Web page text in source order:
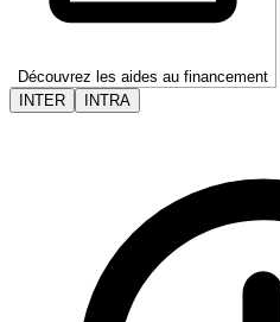
Découvrez les aides au financement
INTER
INTRA